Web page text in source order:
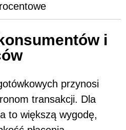
i
przynosi
transakcji. Dla
to większą wygodę,